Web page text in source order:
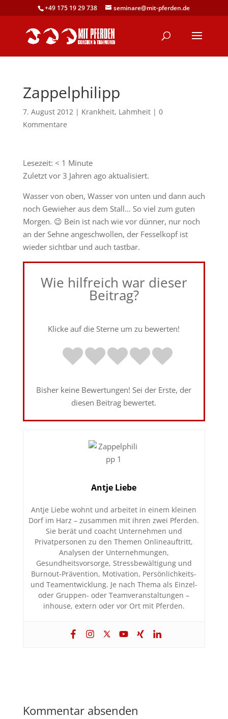
+49 175 19 29 738 seminare@mit-pferden.de
Zappelphilipp
7. August 2012| Krankheit, Lahmheit| 0
Kommentare
Lesezeit: < 1 Minute
Zuletzt vor 3 Jahren ago aktualisiert.
Wasser von oben, Wasser von unten und dann auch
noch Gewieher aus dem Stall… So viel zum guten
Morgen. 😉 Bein ist nach wie vor dünner, nur noch
an der Sehne angeschwollen, der Fesselkopf ist
wieder sichtbar und auch tastbar.
Wie hilfreich war dieser
Beitrag?
Klicke auf die Sterne um zu bewerten!
Bisher keine Bewertungen! Sei der Erste, der
diesen Beitrag bewertet.
Antje Liebe
Antje Liebe wohnt und arbeitet in einem kleinen
Dorf im Harz – zusammen mit ihren zwei Pferden.
Sie berät und coacht Unternehmen und
Privatpersonen zu den Themen Onlineauftritt,
Analysen der Unternehmungen,
Gesundheitsvorsorge, Stressbewältigung und
Burnout-Prävention, Motivation, Persönlichkeits-
und Teamentwicklung. Je nach Thema als Einzel-
oder Gruppen- oder Teamveranstaltungen –
inhouse, extern oder vor Ort mit Pferden.
Kommentar absenden